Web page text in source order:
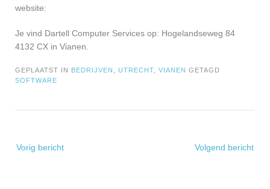
website:
Je vind Dartell Computer Services op: Hogelandseweg 84
4132 CX in Vianen.
GEPLAATST IN BEDRIJVEN UTRECHT VIANEN GETAGD
SOFTWARE
navigatie
Vorig bericht Volgend bericht